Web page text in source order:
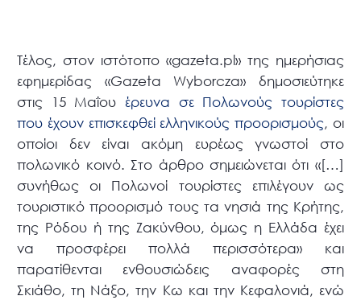
Τέλος, στον ιστότοπο «gazeta.pl» της ημερήσιας
εφημερίδας «Gazeta Wyborcza» δημοσιεύτηκε
στις 15 Μαΐου έρευνα σε Πολωνούς τουρίστες
που έχουν επισκεφθεί ελληνικούς προορισμούς, οι
οποίοι δεν είναι ακόμη ευρέως γνωστοί στο
πολωνικό κοινό. Στο άρθρο σημειώνεται ότι «[…]
συνήθως οι Πολωνοί τουρίστες επιλέγουν ως
τουριστικό προορισμό τους τα νησιά της Κρήτης,
της Ρόδου ή της Ζακύνθου, όμως η Ελλάδα έχει
να προσφέρει πολλά περισσότερα» και
παρατίθενται ενθουσιώδεις αναφορές στη
Σκιάθο, τη Νάξο, την Κω και την Κεφαλονιά, ενώ